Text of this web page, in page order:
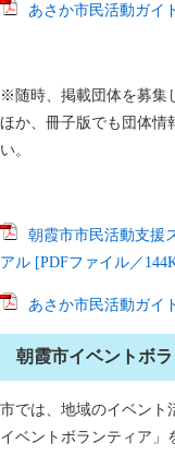
あさか市民活動ガイ
※随時、掲載団体を募集
ほか、冊子版でも団体情
い。
朝霞市市民活動支援
アル [PDFファイル／
あさか市民活動ガイ
朝霞市イベントボ
市では、地域のイベント
イベントボランティア」